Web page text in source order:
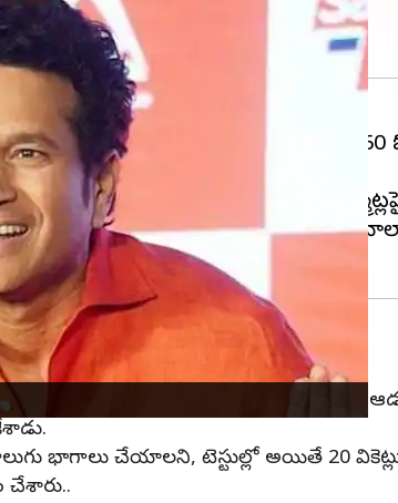
ఐదు రోజుల టెస్ట్ ఫార్మాట్ నుంచి
సక్సస్ అయింది.
ప్రశ్నార్థకంగా మారింది. లాంగెస్ట్
సచిన్ టెండుల్కర్ మాట్లాడారు. వన్డే
చేయాలి
స్వింగ్ చేసే ఛాన్స్ దక్కడం లేదని, 40
నాలుగు భాగాలు చేయాలని, టెస్టుల్లో అయితే 20
చేశారు..